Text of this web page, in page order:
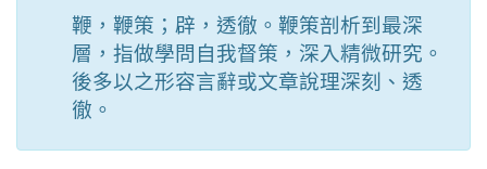
鞭，鞭策；辟，透徹。鞭策剖析到最深
層，指做學問自我督策，深入精微研究。
後多以之形容言辭或文章說理深刻、透
徹。